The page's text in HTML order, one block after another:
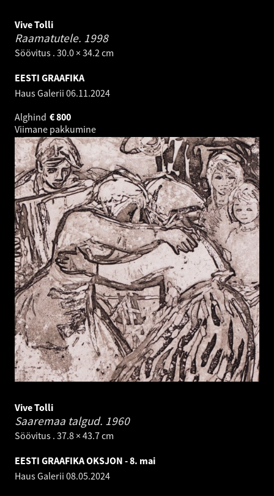
Vive Tolli
Raamatutele. 1998
Söövitus . 30.0 × 34.2 cm
EESTI GRAAFIKA
Haus Galerii 06.11.2024
Alghind
800
€
Viimane pakkumine
Vive Tolli
Saaremaa talgud. 1960
Söövitus . 37.8 × 43.7 cm
EESTI GRAAFIKA OKSJON - 8. mai
Haus Galerii 08.05.2024